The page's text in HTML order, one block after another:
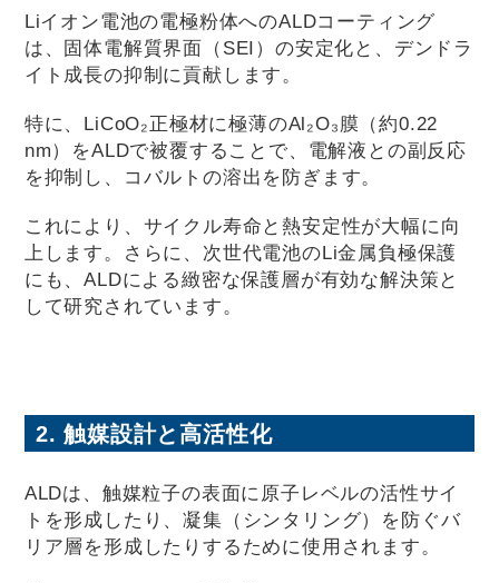
Liイオン電池の電極粉体へのALDコーティング
は、固体電解質界面（SEI）の安定化と、デンドラ
イト成長の抑制に貢献します。
特に、LiCoO₂正極材に極薄のAl₂O₃膜（約0.22
nm）をALDで被覆することで、電解液との副反応
を抑制し、コバルトの溶出を防ぎます。
これにより、サイクル寿命と熱安定性が大幅に向
上します。さらに、次世代電池のLi金属負極保護
にも、ALDによる緻密な保護層が有効な解決策と
して研究されています。
2. 触媒設計と高活性化
ALDは、触媒粒子の表面に原子レベルの活性サイ
トを形成したり、凝集（シンタリング）を防ぐバ
リア層を形成したりするために使用されます。